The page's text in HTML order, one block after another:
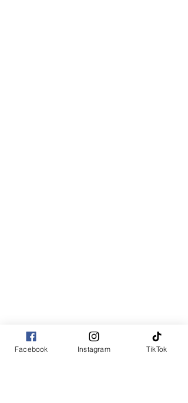
Facebook Instagram TikTok